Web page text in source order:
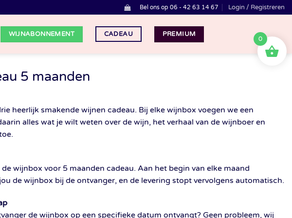
Bel ons op 06 - 42 63 14 67 Login / Registreren
WIJNABONNEMENT CADEAU PREMIUM
5 maanden
heerlijk smakende wijnen cadeau. Bij elke wijnbox voegen we een
alles wat je wilt weten over de wijn, het verhaal van de wijnboer en
wijnbox voor 5 maanden cadeau. Aan het begin van elke maand
de wijnbox bij de ontvanger, en de levering stopt vervolgens automatisch.
de wijnbox op een specifieke datum ontvangt? Geen probleem, wij
0